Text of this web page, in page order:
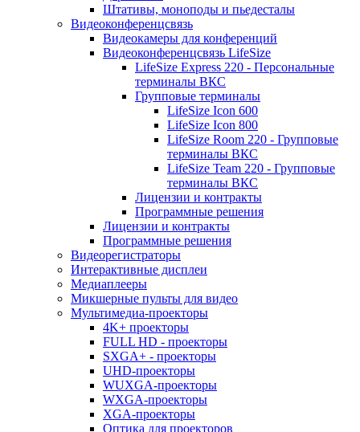
Штативы, моноподы и пьедесталы
Видеоконференцсвязь
Видеокамеры для конференций
Видеоконференцсвязь LifeSize
LifeSize Express 220 - Персональные
терминалы ВКС
Групповые терминалы
LifeSize Icon 600
LifeSize Icon 800
LifeSize Room 220 - Групповые
терминалы ВКС
LifeSize Team 220 - Групповые
терминалы ВКС
Лицензии и контракты
Программные решения
Лицензии и контракты
Программные решения
Видеорегистраторы
Интерактивные дисплеи
Медиаплееры
Микшерные пульты для видео
Мультимедиа-проекторы
4K+ проекторы
FULL HD - проекторы
SXGA+ - проекторы
UHD-проекторы
WUXGA-проекторы
WXGA-проекторы
XGA-проекторы
Оптика для проекторов